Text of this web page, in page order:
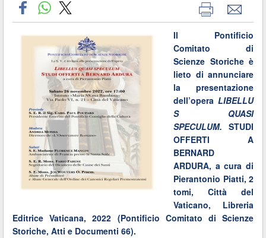
Il Pontificio
Comitato di
Scienze Storiche è
lieto di annunciare
la presentazione
dell’opera LIBELLU
S QUASI
SPECULUM. STUDI
OFFERTI A
BERNARD
ARDURA, a cura di
Pierantonio Piatti, 2
tomi, Città del
Vaticano, Libreria
Editrice Vaticana, 2022 (Pontificio Comitato di Scienze
Storiche, Atti e Documenti 66).